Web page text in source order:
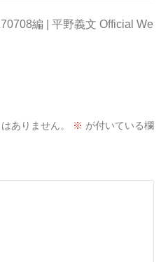
編 | 平野義文 Official We
ありません。 ※ が付いている欄